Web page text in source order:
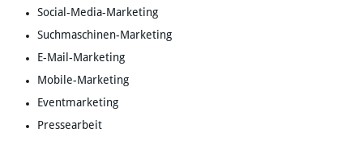
Social-Media-Marketing
Suchmaschinen-Marketing
E-Mail-Marketing
Mobile-Marketing
Eventmarketing
Pressearbeit